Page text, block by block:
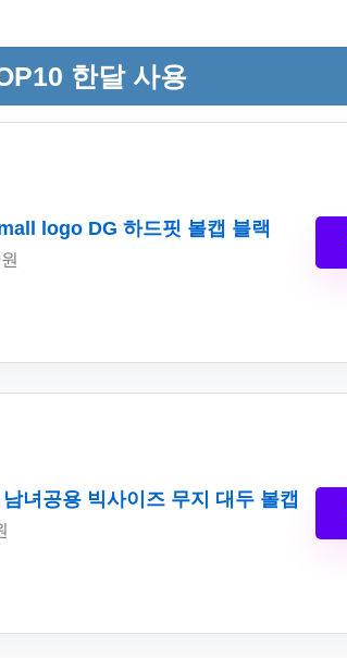
한달 사용
logo DG 하드핏 볼캡 블랙
녀공용 빅사이즈 무지 대두 볼캡